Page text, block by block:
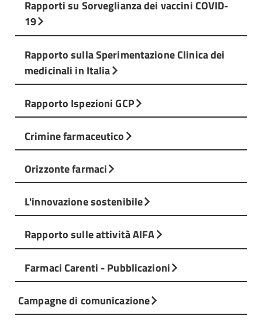
Rapporti su Sorveglianza dei vaccini COVID-
19
Rapporto sulla Sperimentazione Clinica dei
medicinali in Italia
Rapporto Ispezioni GCP
Crimine farmaceutico
Orizzonte farmaci
L'innovazione sostenibile
Rapporto sulle attività AIFA
Farmaci Carenti - Pubblicazioni
Campagne di comunicazione